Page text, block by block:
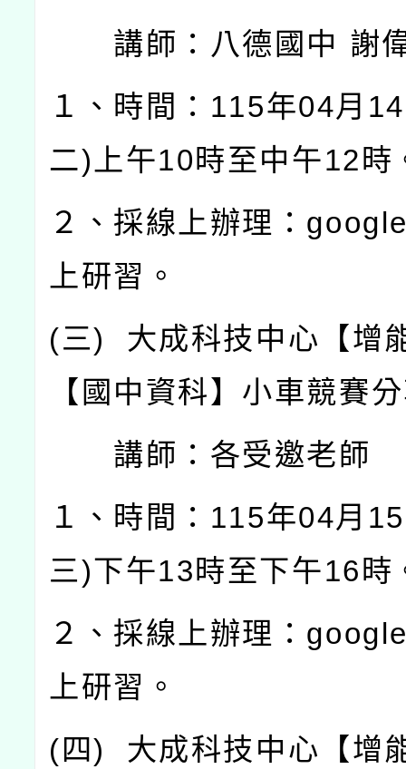
講師：八德國中 謝
１、時間： 115年04月 14
二) 上午10時至中午12 時
２、採線上辦理：
上研習。
(三) 大成科技中心【增
【國中資科】小車競賽
講師：各受邀老師
１、時間： 115年04月 15
三)下午13時至下午16 時
２、採線上辦理：
上研習。
( 四) 大成科技中心【增